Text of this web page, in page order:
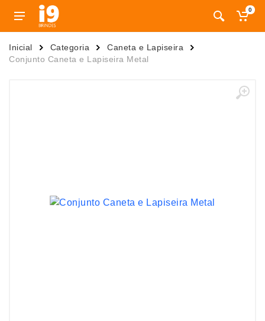
0
Inicial Categoria
Caneta e Lapiseira
Conjunto Caneta e Lapiseira Metal